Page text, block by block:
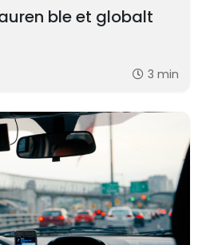
ble et globalt
3 min